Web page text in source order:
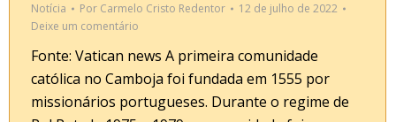
Notícia Por Carmelo Cristo Redentor
12 de julho de 2022
Deixe um comentário
Fonte: Vatican news A primeira comunidade
católica no Camboja foi fundada em 1555 por
missionários portugueses. Durante o regime de